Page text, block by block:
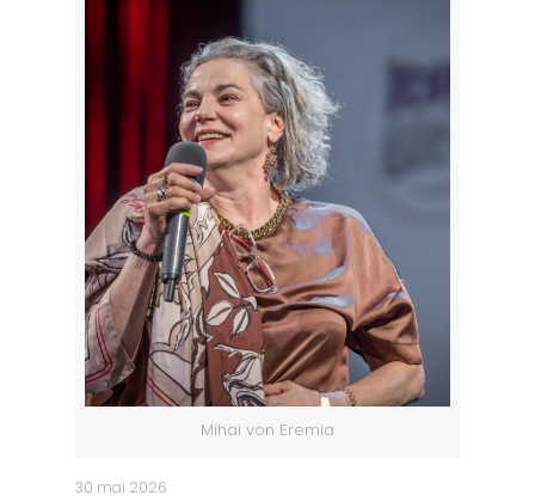
Mihai von Eremia
30 mai 2026